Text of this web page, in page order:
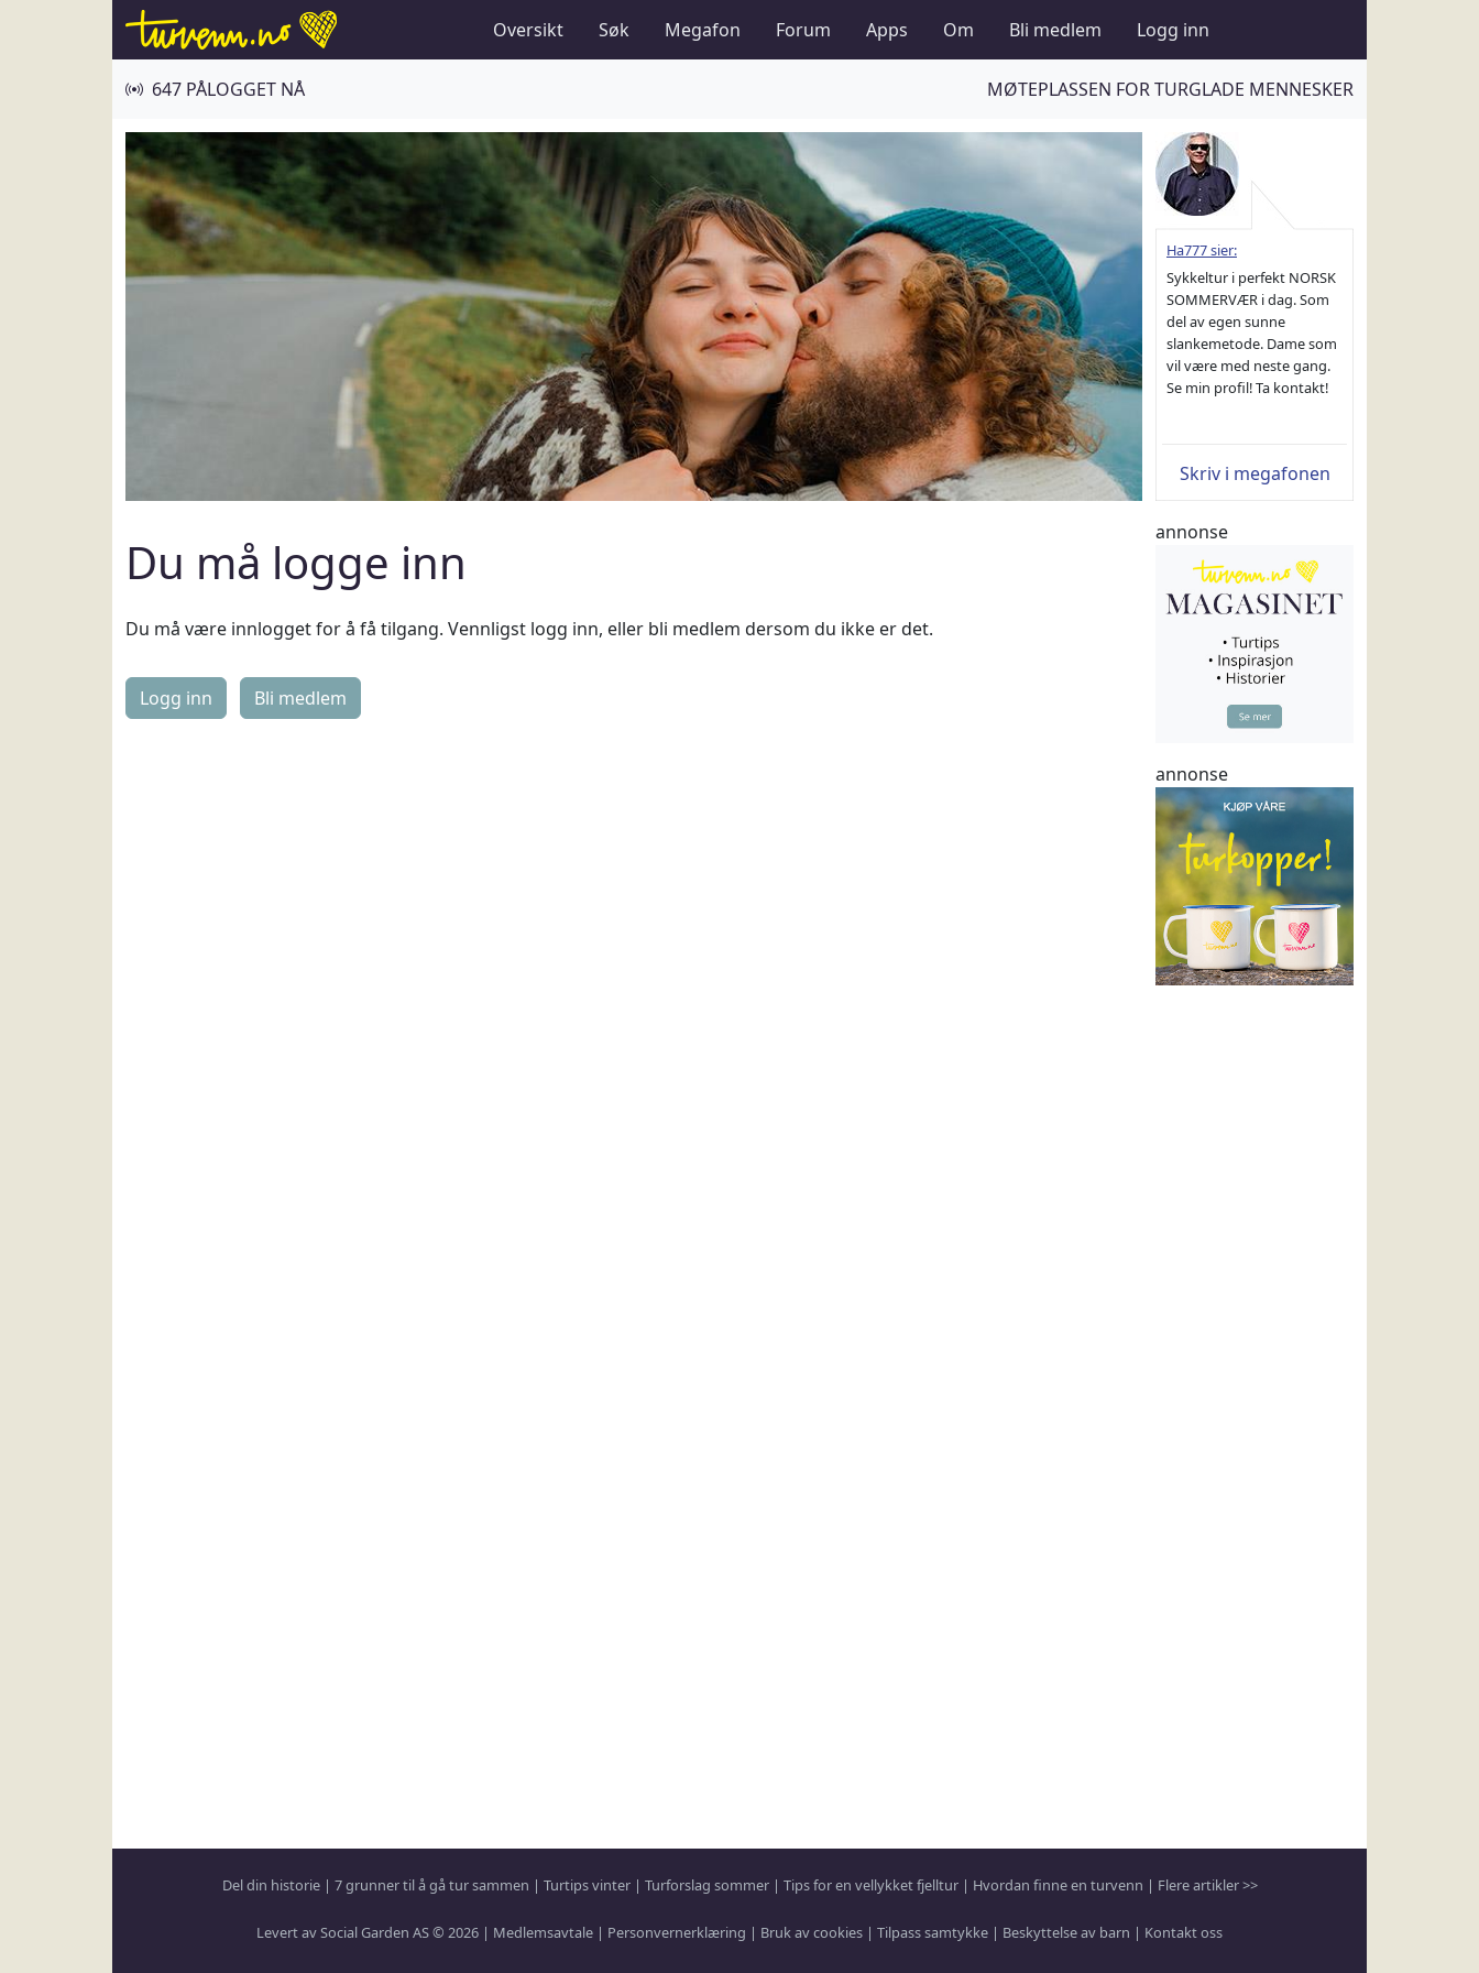
Oversikt Søk Megafon Forum Apps Om Bli medlem Logg inn
647 PÅLOGGET NÅ MØTEPLASSEN FOR TURGLADE MENNESKER
Du må logge inn
Du må være innlogget for å få tilgang. Vennligst logg inn, eller bli medlem dersom du ikke er det.
Logg inn
Ha777 sier:
Sykkeltur i perfekt NORSK
SOMMERVÆR i dag. Som
del av egen sunne
slankemetode. Dame som
vil være med neste gang.
Se min profil! Ta kontakt!
Skriv i megafonen
annonse
annonse
Del din historie| 7 grunner til å gå tur sammen | Turtips vinter| Turforslag sommer| Tips for en vellykket fjelltur| Hvordan finne en turvenn | Flere artikler >>
Levert av Social Garden AS © 2026 | Medlemsavtale | Personvernerklæring | Bruk av cookies | Tilpass samtykke | Beskyttelse av barn | Kontakt oss